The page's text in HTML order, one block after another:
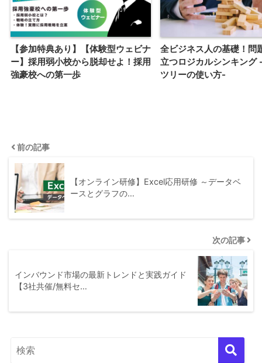
【参加特典あり】【体験型ウェビナ
ー】採用弱小校から脱却せよ！採用
強豪校への第一歩
全ビジネス人の基礎！問
立つロジカルシンキング
ツリーの使い方-
前の記事
【オンライン研修】Excel応用研修 ～データベ
ースとグラフの…
次の記事
インバウンド市場の最新トレンドと実践ガイド
【3社共催/無料セ…